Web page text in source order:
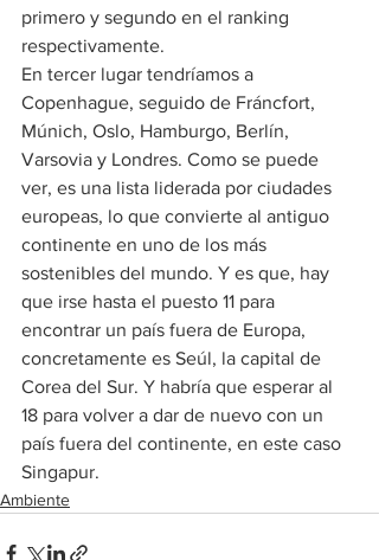
primero y segundo en el ranking
respectivamente.
En tercer lugar tendríamos a
Copenhague, seguido de Fráncfort,
Múnich, Oslo, Hamburgo, Berlín,
Varsovia y Londres. Como se puede
ver, es una lista liderada por ciudades
europeas, lo que convierte al antiguo
continente en uno de los más
sostenibles del mundo. Y es que, hay
que irse hasta el puesto 11 para
encontrar un país fuera de Europa,
concretamente es Seúl, la capital de
Corea del Sur. Y habría que esperar al
18 para volver a dar de nuevo con un
país fuera del continente, en este caso
Singapur.
Ambiente